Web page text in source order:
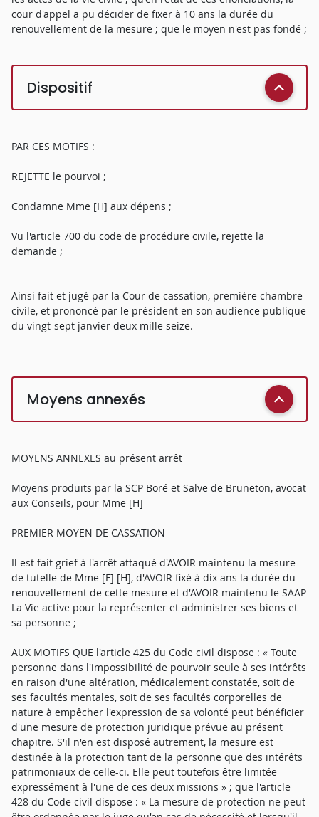
cour d'appel a pu décider de fixer à 10 ans la durée du
renouvellement de la mesure ; que le moyen n'est pas fondé ;
Dispositif
PAR CES MOTIFS :
REJETTE le pourvoi ;
Condamne Mme [H] aux dépens ;
Vu l'article 700 du code de procédure civile, rejette la
demande ;
Ainsi fait et jugé par la Cour de cassation, première chambre
civile, et prononcé par le président en son audience publique
du vingt-sept janvier deux mille seize.
Moyens annexés
MOYENS ANNEXES au présent arrêt
Moyens produits par la SCP Boré et Salve de Bruneton, avocat
aux Conseils, pour Mme [H]
PREMIER MOYEN DE CASSATION
Il est fait grief à l'arrêt attaqué d'AVOIR maintenu la mesure
de tutelle de Mme [F] [H], d'AVOIR fixé à dix ans la durée du
renouvellement de cette mesure et d'AVOIR maintenu le SAAP
La Vie active pour la représenter et administrer ses biens et
sa personne ;
AUX MOTIFS QUE l'article 425 du Code civil dispose : « Toute
personne dans l'impossibilité de pourvoir seule à ses intérêts
en raison d'une altération, médicalement constatée, soit de
ses facultés mentales, soit de ses facultés corporelles de
nature à empêcher l'expression de sa volonté peut bénéficier
d'une mesure de protection juridique prévue au présent
chapitre. S'il n'en est disposé autrement, la mesure est
destinée à la protection tant de la personne que des intérêts
patrimoniaux de celle-ci. Elle peut toutefois être limitée
expressément à l'une de ces deux missions » ; que l'article
428 du Code civil dispose : « La mesure de protection ne peut